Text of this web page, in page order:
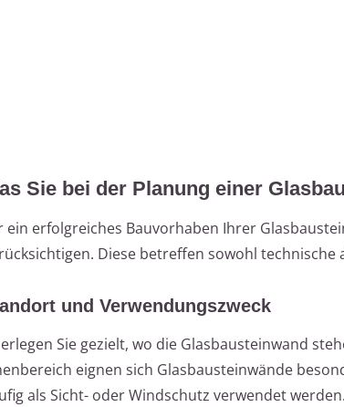
Sie bei der Planung einer
ein erfolgreiches Bauvorhaben Ihrer
Diese betreffen sowohl technische
und Verwendungszweck
Sie gezielt, wo die Glasbausteinwand
eignen sich Glasbausteinwände
als Sicht- oder Windschutz verwendet werden.